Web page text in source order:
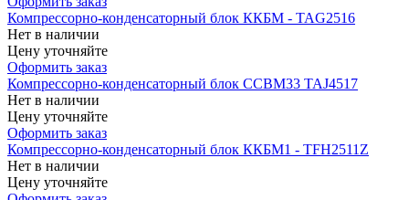
Компрессорно-конденсаторный блок ККБМ - TAG2516
Нет в наличии
Цену уточняйте
Оформить заказ
Компрессорно-конденсаторный блок CCBM33 TAJ4517
Нет в наличии
Цену уточняйте
Оформить заказ
Компрессорно-конденсаторный блок ККБМ1 - TFH2511Z
Нет в наличии
Цену уточняйте